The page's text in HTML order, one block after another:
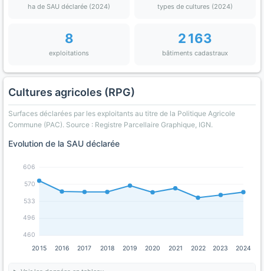
ha de SAU déclarée (2024) types de cultures (2024)
8
exploitations
2 163
bâtiments cadastraux
Cultures agricoles (RPG)
Surfaces déclarées par les exploitants au titre de la Politique Agricole
Commune (PAC). Source : Registre Parcellaire Graphique, IGN.
Evolution de la SAU déclarée
460
496
533
570
606
2015 2016 2017 2018 2019 2020 2021 2022 2023 2024